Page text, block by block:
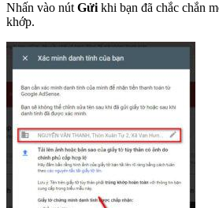
Nhấn vào nútGửikhi bạn đã chắc chắn
khớp.